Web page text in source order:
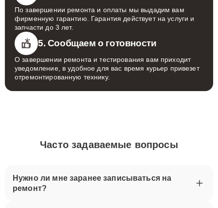
По завершении ремонта и оплаты мы выдадим вам
фирменную гарантию. Гарантия действует на услуги и
запчасти до 3 лет.
5. Сообщаем о готовности
О завершении ремонта и тестирования вам приходит
уведомление, в удобное для вас время курьер привезет
отремонтированную технику.
Часто задаваемые вопросы
Нужно ли мне заранее записываться на
ремонт?